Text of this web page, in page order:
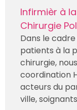
Infirmièr à
Chirurgie
Dans le
patients à la
chirurgie,
coordination
acteurs du
ville,